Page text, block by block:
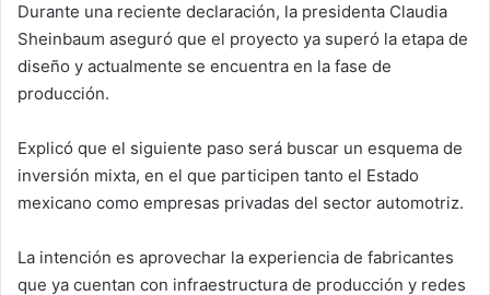
Durante una reciente declaración, la presidenta Claudia
Sheinbaum aseguró que el proyecto ya superó la etapa de
diseño y actualmente se encuentra en la fase de
producción.
Explicó que el siguiente paso será buscar un esquema de
inversión mixta, en el que participen tanto el Estado
mexicano como empresas privadas del sector automotriz.
La intención es aprovechar la experiencia de fabricantes
que ya cuentan con infraestructura de producción y redes